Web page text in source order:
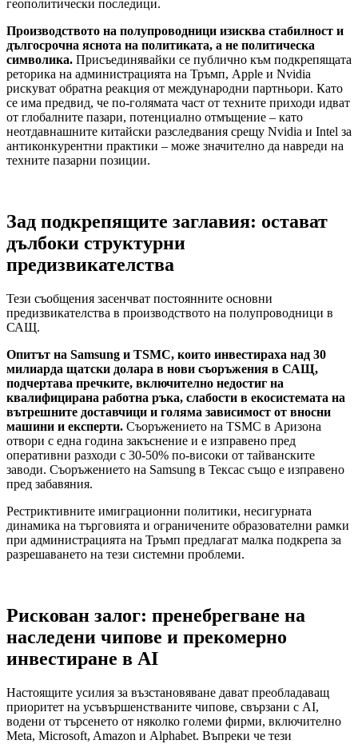
геополитически последици.
Производството на полупроводници изисква стабилност и
дългосрочна яснота на политиката, а не политическа
символика. Присъединявайки се публично към подкрепящата
реторика на администрацията на Тръмп, Apple и Nvidia
рискуват обратна реакция от международни партньори. Като
се има предвид, че по-голямата част от техните приходи идват
от глобалните пазари, потенциално отмъщение – като
неотдавнашните китайски разследвания срещу Nvidia и Intel за
антиконкурентни практики – може значително да навреди на
техните пазарни позиции.
Зад подкрепящите заглавия: остават
дълбоки структурни
предизвикателства
Тези съобщения засенчват постоянните основни
предизвикателства в производството на полупроводници в
САЩ.
Опитът на Samsung и TSMC, които инвестираха над 30
милиарда щатски долара в нови съоръжения в САЩ,
подчертава пречките, включително недостиг на
квалифицирана работна ръка, слабости в екосистемата на
вътрешните доставчици и голяма зависимост от вносни
машини и експерти. Съоръжението на TSMC в Аризона
отвори с една година закъснение и е изправено пред
оперативни разходи с 30-50% по-високи от тайванските
заводи. Съоръжението на Samsung в Тексас също е изправено
пред забавяния.
Рестриктивните имиграционни политики, несигурната
динамика на търговията и ограничените образователни рамки
при администрацията на Тръмп предлагат малка подкрепа за
разрешаването на тези системни проблеми.
Рискован залог: пренебрегване на
наследени чипове и прекомерно
инвестиране в AI
Настоящите усилия за възстановяване дават преобладаващ
приоритет на усъвършенстваните чипове, свързани с AI,
водени от търсенето от няколко големи фирми, включително
Meta, Microsoft, Amazon и Alphabet. Въпреки че тези